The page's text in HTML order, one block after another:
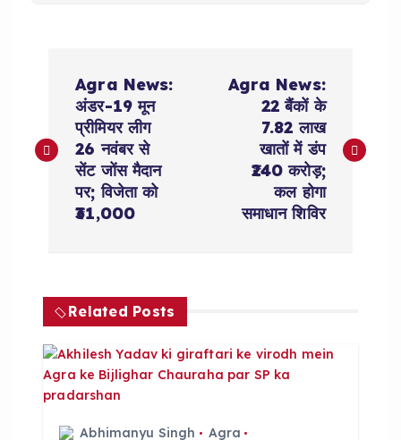
s
a
v
Agra News:
अंडर-19 मून
प्रीमियर लीग
26 नवंबर से
सेंट जोंस मैदान
पर; विजेता को
₹31,000
Agra News:
22 बैंकों के
7.82 लाख
खातों में डंप
₹240 करोड़;
कल होगा
समाधान शिविर
Related Posts
Abhimanyu Singh Agra